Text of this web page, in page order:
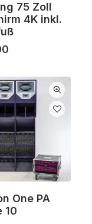
75 Zoll
4K inkl.
One PA
10